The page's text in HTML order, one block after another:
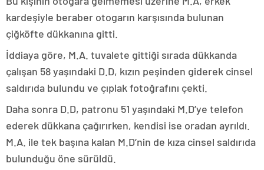
kardeşiyle beraber otogarın karşısında bulunan
çiğköfte dükkanına gitti.
İddiaya göre, M.A. tuvalete gittiği sırada dükkanda
çalışan 58 yaşındaki D.D, kızın peşinden giderek cinsel
saldırıda bulundu ve çıplak fotoğrafını çekti.
Daha sonra D.D, patronu 51 yaşındaki M.D’ye telefon
ederek dükkana çağırırken, kendisi ise oradan ayrıldı.
M.A. ile tek başına kalan M.D’nin de kıza cinsel saldırıda
bulunduğu öne sürüldü.